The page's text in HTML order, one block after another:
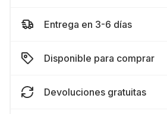
Entrega en 3-6 días
Disponible para comprar
Devoluciones gratuitas